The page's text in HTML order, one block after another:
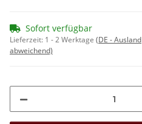
Sofort verfügbar
Lieferzeit: 1 - 2 Werktage (DE - Ausland
abweichend)